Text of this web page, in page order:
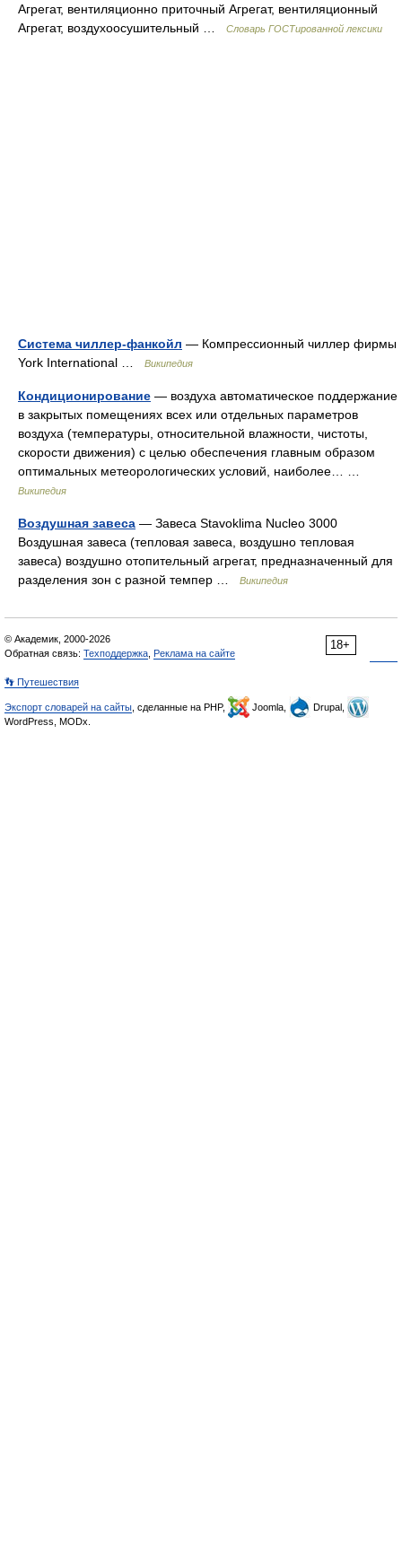
Агрегат, вентиляционно приточный Агрегат, вентиляционный
Агрегат, воздухоосушительный …
Словарь ГОСТированной лексики
Система чиллер-фанкойл — Компрессионный чиллер фирмы
York International …
Википедия
Кондиционирование — воздуха автоматическое поддержание
в закрытых помещениях всех или отдельных параметров
воздуха (температуры, относительной влажности, чистоты,
скорости движения) с целью обеспечения главным образом
оптимальных метеорологических условий, наиболее… …
Википедия
Воздушная завеса — Завеса Stavoklima Nucleo 3000
Воздушная завеса (тепловая завеса, воздушно тепловая
завеса) воздушно отопительный агрегат, предназначенный для
разделения зон с разной темпер …
Википедия
18+
© Академик, 2000-2026
Обратная связь: Техподдержка Реклама на сайте
👣 Путешествия
Экспорт словарей на сайты , сделанные на PHP, Joomla,
Drupal,
WordPress, MODx.